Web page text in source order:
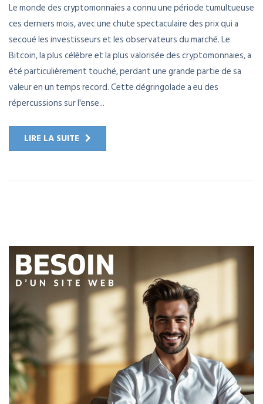
Le monde des cryptomonnaies a connu une période tumultueuse
ces derniers mois, avec une chute spectaculaire des prix qui a
secoué les investisseurs et les observateurs du marché. Le
Bitcoin, la plus célèbre et la plus valorisée des cryptomonnaies, a
été particulièrement touché, perdant une grande partie de sa
valeur en un temps record. Cette dégringolade a eu des
répercussions sur l'ense...
LIRE LA SUITE